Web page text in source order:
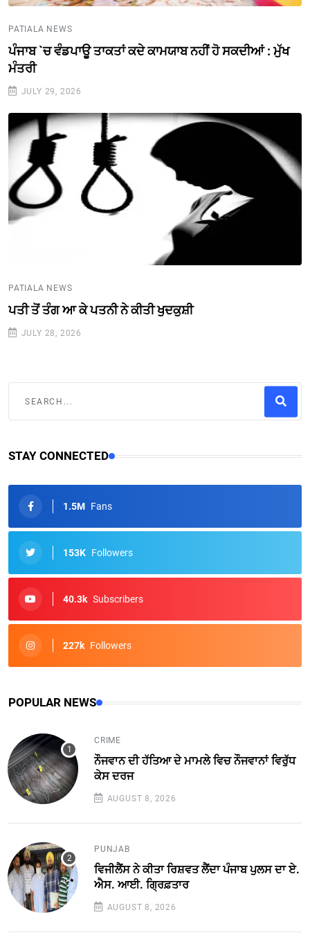
PATIALA NEWS
ਪੰਜਾਬ `ਚ ਵੰਡਪਾਊ ਤਾਕਤਾਂ ਕਦੇ ਕਾਮਯਾਬ ਨਹੀਂ ਹੋ ਸਕਦੀਆਂ : ਮੁੱਖ
ਮੰਤਰੀ
JULY 29, 2026
PATIALA NEWS
ਪਤੀ ਤੋਂ ਤੰਗ ਆ ਕੇ ਪਤਨੀ ਨੇ ਕੀਤੀ ਖੁਦਕੁਸ਼ੀ
JULY 28, 2026
STAY CONNECTED
1.5M Fans
153K Followers
40.3k Subscribers
227k Followers
POPULAR NEWS
CRIME
ਨੌਜਵਾਨ ਦੀ ਹੱਤਿਆ ਦੇ ਮਾਮਲੇ ਵਿਚ ਨੌਜਵਾਨਾਂ ਵਿਰੁੱਧ
ਕੇਸ ਦਰਜ
AUGUST 8, 2026
PUNJAB
ਵਿਜੀਲੈਂਸ ਨੇ ਕੀਤਾ ਰਿਸ਼ਵਤ ਲੈਂਦਾ ਪੰਜਾਬ ਪੁਲਸ ਦਾ ਏ.
ਐਸ. ਆਈ. ਗ੍ਰਿਫ਼ਤਾਰ
AUGUST 8, 2026